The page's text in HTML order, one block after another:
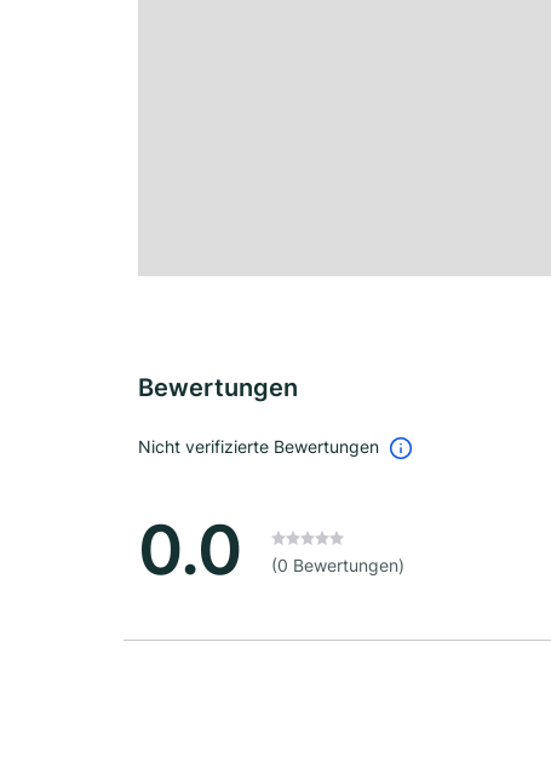
Bewertungen
Nicht verifizierte Bewertungen
0.0 (0 Bewertungen)